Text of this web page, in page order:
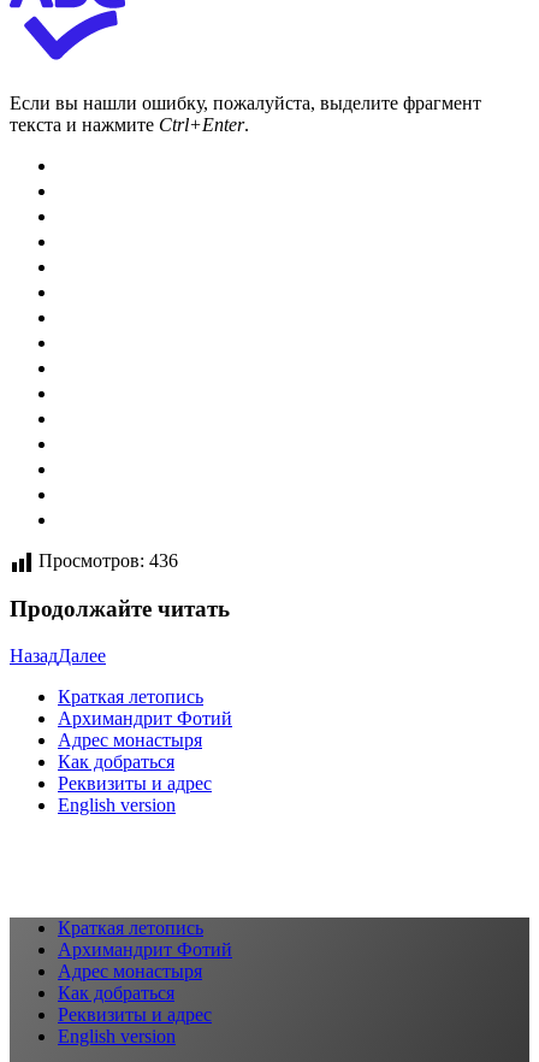
Если вы нашли ошибку, пожалуйста, выделите фрагмент
текста и нажмите Ctrl+Enter.
Просмотров: 436
Продолжайте читать
НазадДалее
Краткая летопись
Архимандрит Фотий
Адрес монастыря
Как добраться
Реквизиты и адрес
English version
Краткая летопись
Архимандрит Фотий
Адрес монастыря
Как добраться
Реквизиты и адрес
English version